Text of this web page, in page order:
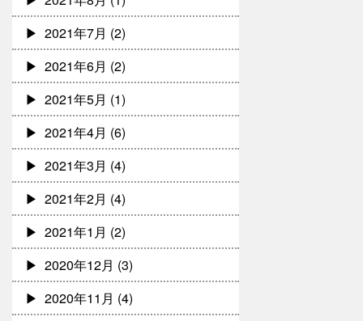
2021年7月 (2)
2021年6月 (2)
2021年5月 (1)
2021年4月 (6)
2021年3月 (4)
2021年2月 (4)
2021年1月 (2)
2020年12月 (3)
2020年11月 (4)